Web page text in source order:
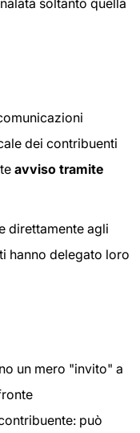
soltanto quella
dei contribuenti
avviso tramite
direttamente agli
hanno delegato loro
un mero "invito" a
può